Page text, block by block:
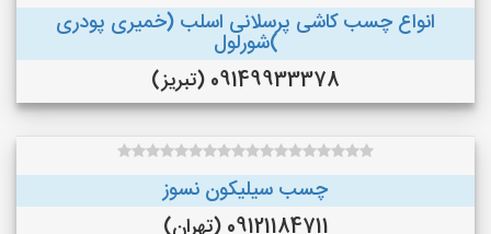
انواع چسب کاشی پرسلانی اسلب (خمیری پودری
)شورلول
09149933378 (تبریز)
چسب سیلیکون نسوز
09121184711 (تهران)